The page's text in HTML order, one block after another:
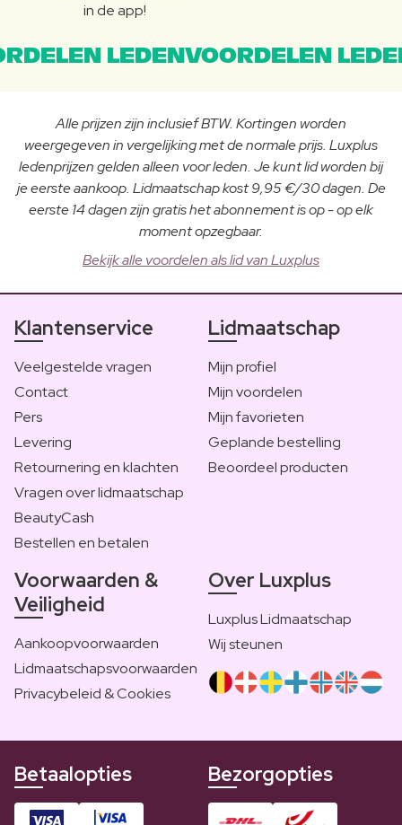
in de app!
LEDENVOORDELEN
Alle prijzen zijn inclusief BTW. Kortingen worden
weergegeven in vergelijking met de normale prijs. Luxplus
ledenprijzen gelden alleen voor leden. Je kunt lid worden bij
je eerste aankoop. Lidmaatschap kost 9,95 €/30 dagen. De
eerste 14 dagen zijn gratis het abonnement is op - op elk
moment opzegbaar.
Bekijk alle voordelen als lid van Luxplus
Klantenservice
Veelgestelde vragen
Contact
Pers
Levering
Retournering en klachten
Vragen over lidmaatschap
BeautyCash
Bestellen en betalen
Lidmaatschap
Mijn profiel
Mijn voordelen
Mijn favorieten
Geplande bestelling
Beoordeel producten
Voorwaarden &
Veiligheid
Aankoopvoorwaarden
Lidmaatschapsvoorwaarden
Privacybeleid & Cookies
Over Luxplus
Luxplus Lidmaatschap
Wij steunen
Betaalopties Bezorgopties